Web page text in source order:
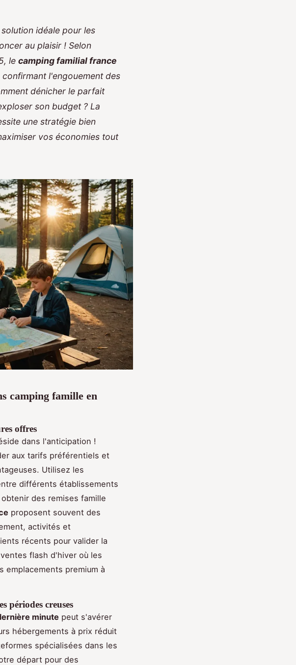
idéale pour les
au plaisir ! Selon
le camping familial france
l'engouement des
dénicher le parfait
son budget ? La
une stratégie bien
vos économies tout
camping famille en
offres
dans l'anticipation !
aux tarifs préférentiels et
Utilisez les
différents établissements
des remises famille
proposent souvent des
activités et
récents pour valider la
flash d'hiver où les
emplacements premium à
périodes creuses
minute peut s'avérer
hébergements à prix réduit
spécialisées dans les
départ pour des